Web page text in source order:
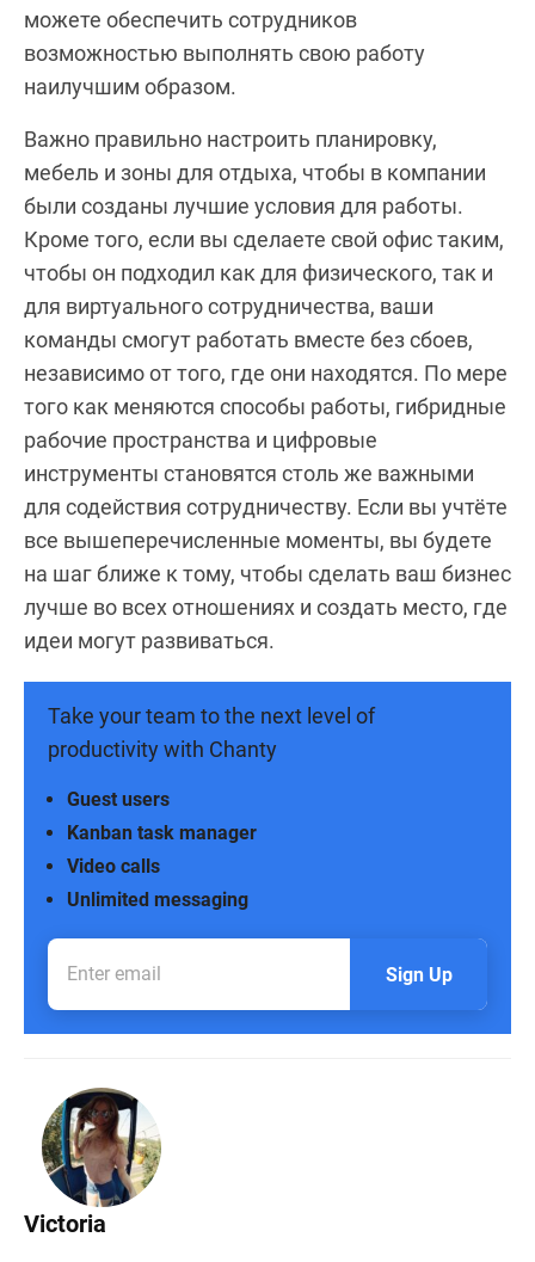
можете обеспечить сотрудников
возможностью выполнять свою работу
наилучшим образом.
Важно правильно настроить планировку,
мебель и зоны для отдыха, чтобы в компании
были созданы лучшие условия для работы.
Кроме того, если вы сделаете свой офис таким,
чтобы он подходил как для физического, так и
для виртуального сотрудничества, ваши
команды смогут работать вместе без сбоев,
независимо от того, где они находятся. По мере
того как меняются способы работы, гибридные
рабочие пространства и цифровые
инструменты становятся столь же важными
для содействия сотрудничеству. Если вы учтёте
все вышеперечисленные моменты, вы будете
на шаг ближе к тому, чтобы сделать ваш бизнес
лучше во всех отношениях и создать место, где
идеи могут развиваться.
Take your team to the next level of
productivity with Chanty
Unlimited messaging
Video calls
Kanban task manager
Guest users
Sign Up
Victoria